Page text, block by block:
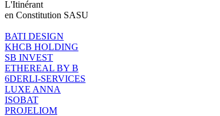
L'Itinérant
en Constitution SASU
BATI DESIGN
KHCB HOLDING
SB INVEST
ETHEREAL BY B
6DERLI-SERVICES
LUXE ANNA
ISOBAT
PROJELIOM